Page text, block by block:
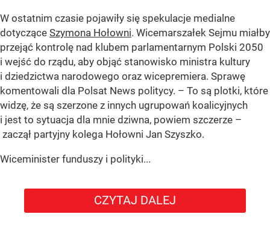
W ostatnim czasie pojawiły się spekulacje medialne
dotyczące Szymona Hołowni. Wicemarszałek Sejmu miałby
przejąć kontrolę nad klubem parlamentarnym Polski 2050
i wejść do rządu, aby objąć stanowisko ministra kultury
i dziedzictwa narodowego oraz wicepremiera. Sprawę
komentowali dla Polsat News politycy. – To są plotki, które
widzę, że są szerzone z innych ugrupowań koalicyjnych
i jest to sytuacja dla mnie dziwna, powiem szczerze –
zaczął partyjny kolega Hołowni Jan Szyszko.
Wiceminister funduszy i polityki...
CZYTAJ DALEJ